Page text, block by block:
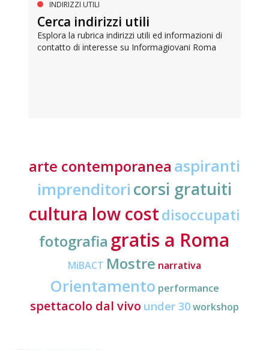
INDIRIZZI UTILI
Cerca indirizzi utili
Esplora la rubrica indirizzi utili ed informazioni di
contatto di interesse su Informagiovani Roma
arte contemporanea aspiranti
imprenditori corsi gratuiti
cultura low costdisoccupati
fotografia gratis a Roma
MiBACT Mostre narrativa
Orientamento performance
spettacolo dal vivo under 30workshop